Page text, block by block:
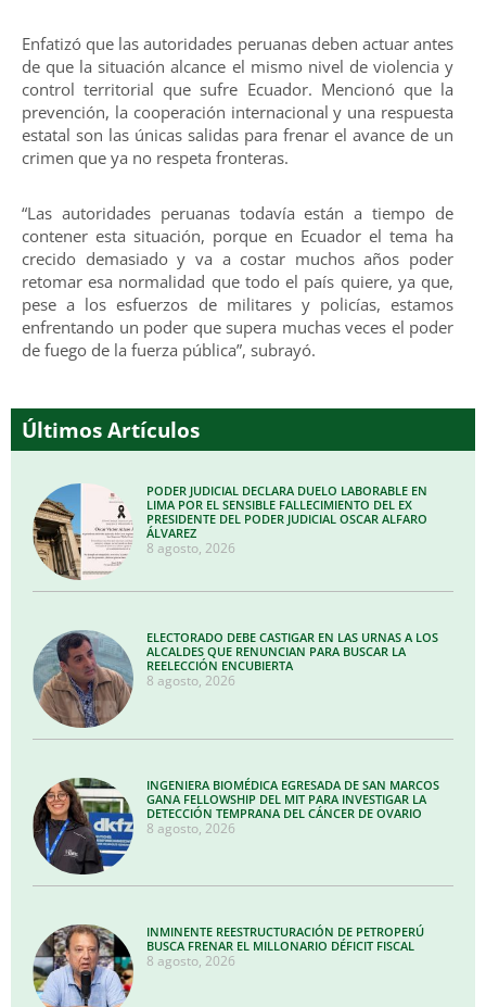
Enfatizó que las autoridades peruanas deben actuar antes
de que la situación alcance el mismo nivel de violencia y
control territorial que sufre Ecuador. Mencionó que la
prevención, la cooperación internacional y una respuesta
estatal son las únicas salidas para frenar el avance de un
crimen que ya no respeta fronteras.
“Las autoridades peruanas todavía están a tiempo de
contener esta situación, porque en Ecuador el tema ha
crecido demasiado y va a costar muchos años poder
retomar esa normalidad que todo el país quiere, ya que,
pese a los esfuerzos de militares y policías, estamos
enfrentando un poder que supera muchas veces el poder
de fuego de la fuerza pública”, subrayó.
Últimos Artículos
PODER JUDICIAL DECLARA DUELO LABORABLE EN
LIMA POR EL SENSIBLE FALLECIMIENTO DEL EX
PRESIDENTE DEL PODER JUDICIAL OSCAR ALFARO
ÁLVAREZ
8 agosto, 2026
ELECTORADO DEBE CASTIGAR EN LAS URNAS A LOS
ALCALDES QUE RENUNCIAN PARA BUSCAR LA
REELECCIÓN ENCUBIERTA
8 agosto, 2026
INGENIERA BIOMÉDICA EGRESADA DE SAN MARCOS
GANA FELLOWSHIP DEL MIT PARA INVESTIGAR LA
DETECCIÓN TEMPRANA DEL CÁNCER DE OVARIO
8 agosto, 2026
INMINENTE REESTRUCTURACIÓN DE PETROPERÚ
BUSCA FRENAR EL MILLONARIO DÉFICIT FISCAL
8 agosto, 2026